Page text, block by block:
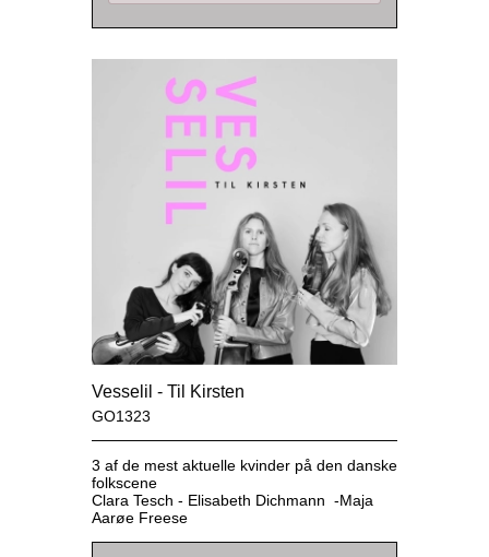
Vesselil - Til Kirsten
GO1323
3 af de mest aktuelle kvinder på den danske
folkscene
Clara Tesch - Elisabeth Dichmann -Maja
Aarøe Freese